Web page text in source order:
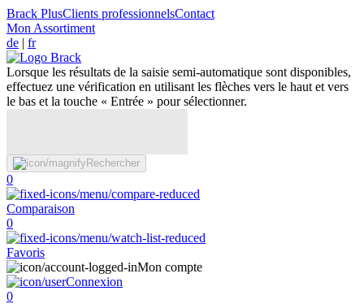
Brack PlusClients professionnelsContact
Mon Assortiment
de | fr
Lorsque les résultats de la saisie semi-automatique sont disponibles,
effectuez une vérification en utilisant les flèches vers le haut et vers
le bas et la touche « Entrée » pour sélectionner.
Rechercher
0
Comparaison
0
Favoris
Mon compte
Connexion
0